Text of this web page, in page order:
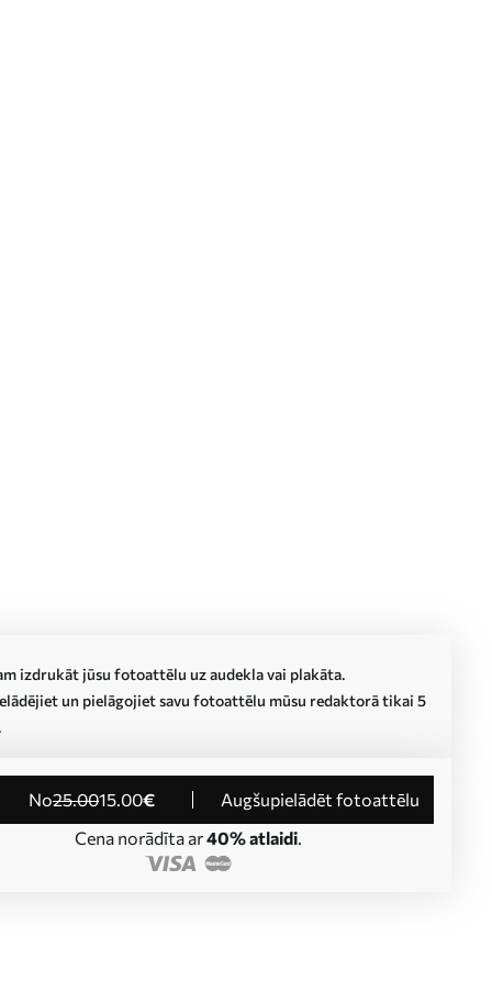
izdrukāt jūsu fotoattēlu uz audekla vai plakāta.
un pielāgojiet savu fotoattēlu mūsu redaktorā tikai 5
no25.0015.00€
Augšupielādēt fotoattēlu
Cena norādīta ar40% atlaidi.